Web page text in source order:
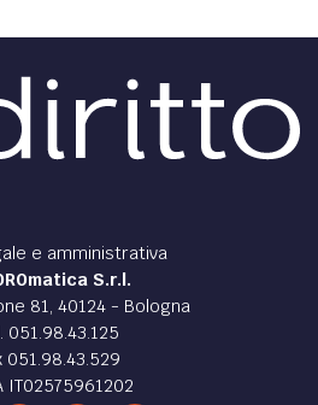
e amministrativa
S.r.l.
81, 40124 - Bologna
051.98.43.125
051.98.43.529
IT02575961202